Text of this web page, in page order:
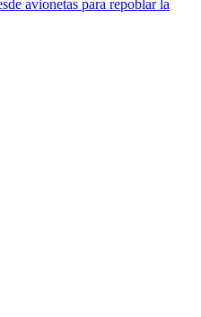
avionetas para repoblar la